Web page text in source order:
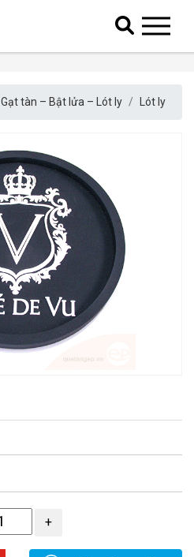
Gạt tàn – Bật lửa – Lót ly Lót ly